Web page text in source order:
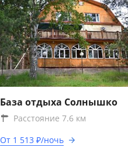
База отдыха Солнышко
Расстояние 7.6 км
От 1 513 ₽/ночь